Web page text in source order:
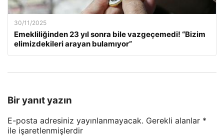
30/11/2025
Emekliliğinden 23 yıl sonra bile vazgeçemedi! “Bizim
elimizdekileri arayan bulamıyor”
Bir yanıt yazın
E-posta adresiniz yayınlanmayacak. Gerekli alanlar *
ile işaretlenmişlerdir